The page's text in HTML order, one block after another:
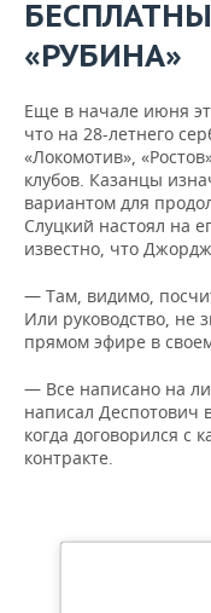
«РУБИНА»
Еще в начале июня
что на 28-летнего
«Локомотив»,
клубов. Казанцы
вариантом для
Слуцкий настоял на
известно, что
— Там, видимо,
Или руководство, не
прямом эфире в
— Все написано на
написал Деспотович
когда договорился с
контракте.